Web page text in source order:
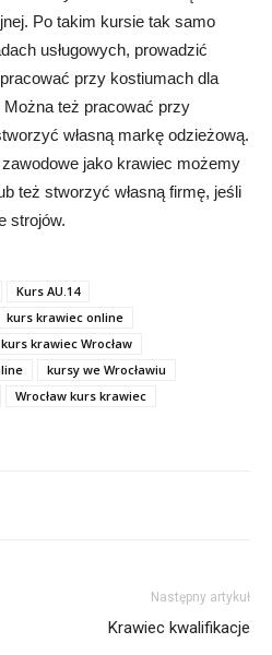
Po takim kursie tak samo
usługowych, prowadzić
przy kostiumach dla
też pracować przy
własną markę odzieżową.
jako krawiec możemy
też stworzyć własną firmę, jeśli
strojów.
Kurs AU.14
kurs krawiec online
kurs krawiec Wrocław
kursy we Wrocławiu
Wrocław kurs krawiec
Następny artykuł
Krawiec kwalifikacje